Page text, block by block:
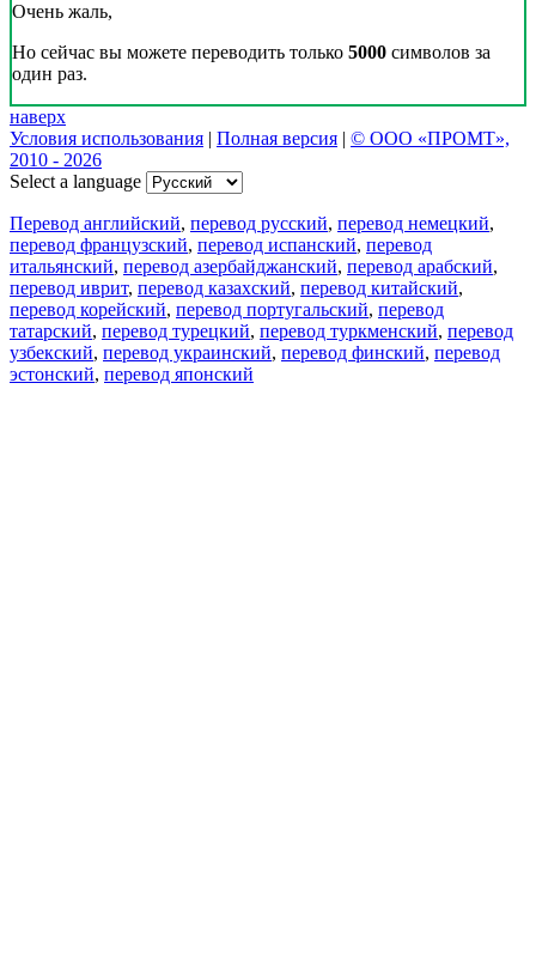
Очень жаль,
Но сейчас вы можете переводить только 5000 символов за
один раз.
наверх
Условия использования | Полная версия | © ООО «ПРОМТ»,
2010 - 2026
Select a language
Перевод английский, перевод русский, перевод немецкий,
перевод французский, перевод испанский, перевод
итальянский, перевод азербайджанский, перевод арабский,
перевод иврит, перевод казахский, перевод китайский,
перевод корейский, перевод португальский, перевод
татарский, перевод турецкий, перевод туркменский, перевод
узбекский, перевод украинский, перевод финский, перевод
эстонский, перевод японский